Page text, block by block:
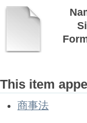
This item
商事法